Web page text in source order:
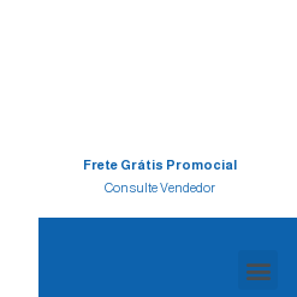
Frete Grátis Promocial
Consulte Vendedor